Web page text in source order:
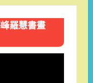
羅慧書畫